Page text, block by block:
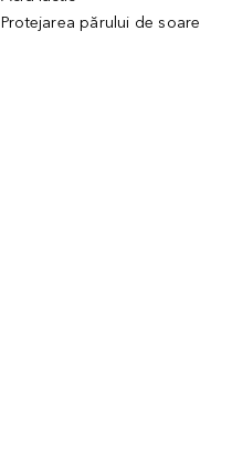
Protejarea părului de soare